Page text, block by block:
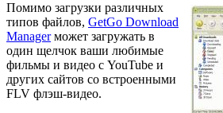
Помимо загрузки различных
типов файлов, GetGo Download
Managerможет загружать в
один щелчок ваши любимые
фильмы и видео с YouTube и
других сайтов со встроенными
FLV флэш-видео.